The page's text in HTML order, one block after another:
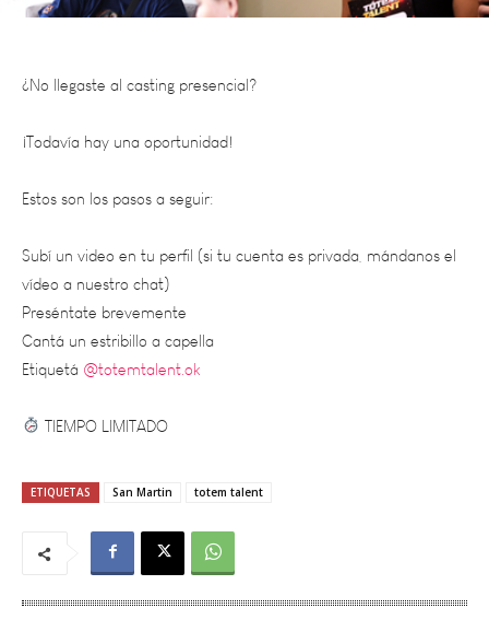
¿No llegaste al casting presencial?
¡Todavía hay una oportunidad!
Estos son los pasos a seguir:
Subí un video en tu perfil (si tu cuenta es privada, mándanos el
vídeo a nuestro chat)
Preséntate brevemente
Cantá un estribillo a capella
Etiquetá@totemtalent.ok
TIEMPO LIMITADO
ETIQUETAS San Martin totem talent